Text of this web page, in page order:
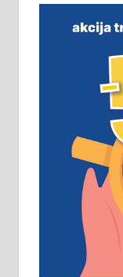
м2 са
виру у
замена.
Рудник и
д.о.о.
Основна
искуство
услов.
превоз,
локал 22